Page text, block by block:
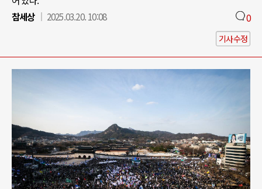
참세상
2025.03.20. 10:08 0
기사수정